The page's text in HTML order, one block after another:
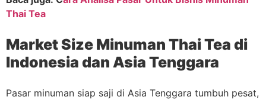
Thai Tea
Market Size Minuman Thai Tea di
Indonesia dan Asia Tenggara
Pasar minuman siap saji di Asia Tenggara tumbuh pesat,